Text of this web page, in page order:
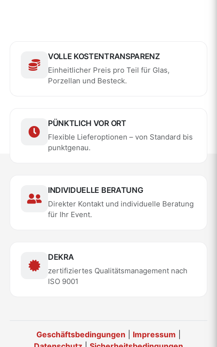
VOLLE KOSTENTRANSPARENZ
Einheitlicher Preis pro Teil für Glas,
Porzellan und Besteck.
PÜNKTLICH VOR ORT
Flexible Lieferoptionen – von Standard bis
punktgenau.
INDIVIDUELLE BERATUNG
Direkter Kontakt und individuelle Beratung
für Ihr Event.
DEKRA
zertifiziertes Qualitätsmanagement nach
ISO 9001
Geschäftsbedingungen Impressum